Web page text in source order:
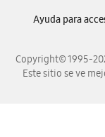
Copyright© 1995-
Este sitio se ve
Ayuda para